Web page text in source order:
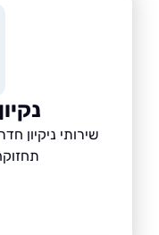
נקיון
שירותי ניקיון חדרי
תחזוקה שוטפת